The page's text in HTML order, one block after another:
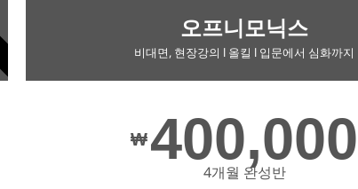
오프니모닉스
비대면, 현장강의 l 올킬 l 입문에서 심화까지
₩400,000
4개월 완성반